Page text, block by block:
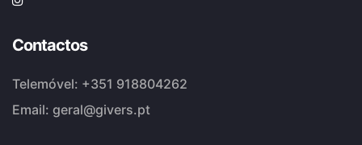
Contactos
Telemóvel: +351 918804262
Email: geral@givers.pt